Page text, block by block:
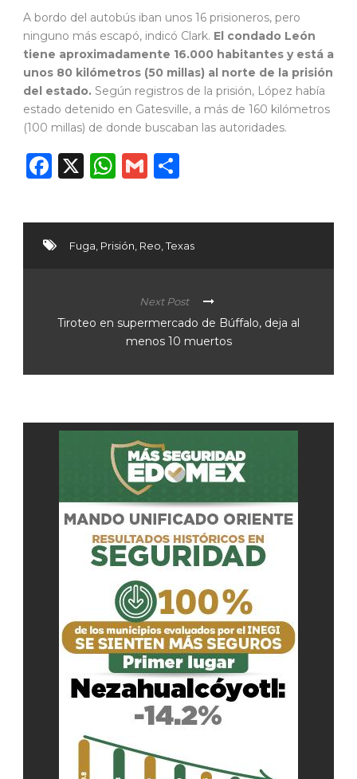
A bordo del autobús iban unos 16 prisioneros, pero
ninguno más escapó, indicó Clark. El condado León
tiene aproximadamente 16.000 habitantes y está a
unos 80 kilómetros (50 millas) al norte de la prisión
del estado. Según registros de la prisión, López había
estado detenido en Gatesville, a más de 160 kilómetros
(100 millas) de donde buscaban las autoridades.
Facebook
X WhatsApp
Gmail
Fuga Prisión Reo Texas
Next Post
Tiroteo en supermercado de Búffalo, deja al
menos 10 muertos